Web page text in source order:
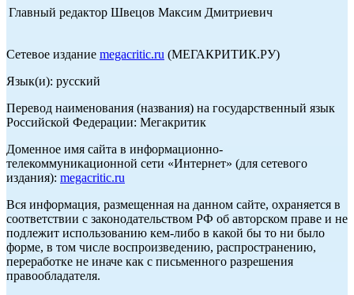
Главный редактор Швецов Максим Дмитриевич
Сетевое издание megacritic.ru (МЕГАКРИТИК.РУ)
Язык(и): русский
Перевод наименования (названия) на государственный язык
Российской Федерации: Мегакритик
Доменное имя сайта в информационно-
телекоммуникационной сети «Интернет» (для сетевого
издания): megacritic.ru
Вся информация, размещенная на данном сайте, охраняется в
соответствии с законодательством РФ об авторском праве и не
подлежит использованию кем-либо в какой бы то ни было
форме, в том числе воспроизведению, распространению,
переработке не иначе как с письменного разрешения
правообладателя.